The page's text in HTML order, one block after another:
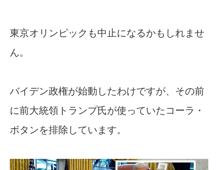
東京オリンピックも中止になるかもしれませ
ん。
バイデン政権が始動したわけですが、その前
に前大統領トランプ氏が使っていたコーラ・
ボタンを排除しています。